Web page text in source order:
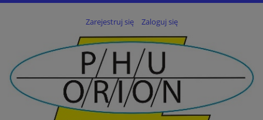
Zarejestruj się Zaloguj się